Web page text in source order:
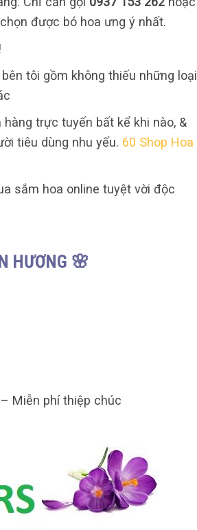
được bó hoa ưng ý nhất.
tôi gồm không thiếu những loại
trực tuyến bất kể khi nào, &
tiêu dùng nhu yếu. 60 Shop Hoa
sắm hoa online tuyệt vời độc
HƯƠNG 🌸
Miễn phí thiệp chúc